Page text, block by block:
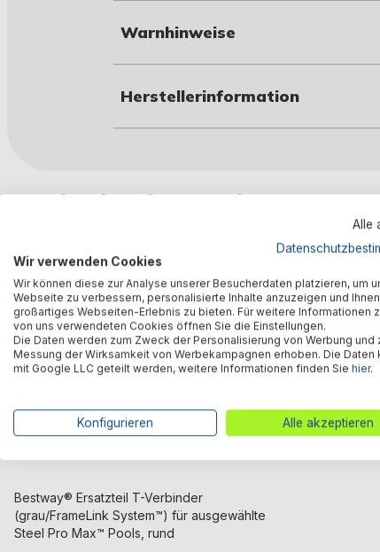
Warnhinweise
Herstellerinformation
Kunden kauften auch
Bestway® Ersatzteil T-Verbinder
(grau/FrameLink System™) für ausgewählte
Steel Pro Max™ Pools, rund
Alle
Wir verwenden Cookies
Wir können diese zur Analyse unserer Besucherdaten platzieren, um
Webseite zu verbessern, personalisierte Inhalte anzuzeigen und
großartiges Webseiten-Erlebnis zu bieten. Für weitere Informationen
von uns verwendeten Cookies öffnen Sie die Einstellungen.
Die Daten werden zum Zweck der Personalisierung von Werbung und
Messung der Wirksamkeit von Werbekampagnen erhoben. Die Daten
mit Google LLC geteilt werden, weitere Informationen finden Sie hier.
Konfigurieren Alle akzeptieren